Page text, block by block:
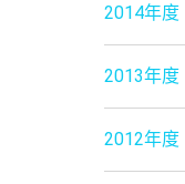
2014年度
2013年度
2012年度